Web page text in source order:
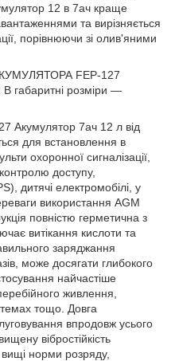
12 в 7ач краще
та вирізняється
порівнюючи зі олив'яними
FEP-127
габаритні розміри —
7ач 12 л від
для встановлення в
охоронної сигналізації,
доступу,
дитячі електромобілі, у
використання AGM
повністю герметична з
витікання кислоти та
заряджання
може досягати глибокого
найчастіше
живлення,
тощо. Довга
впродовж усього
вібростійкість
норми розряду,